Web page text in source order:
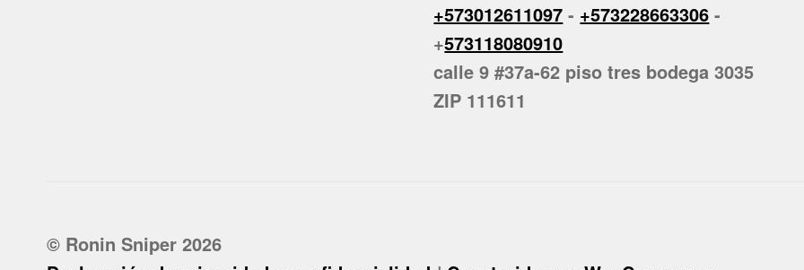
+573012611097 - +573228663306 -
+573118080910
calle 9 #37a-62 piso tres bodega 3035
ZIP 111611
© Ronin Sniper 2026